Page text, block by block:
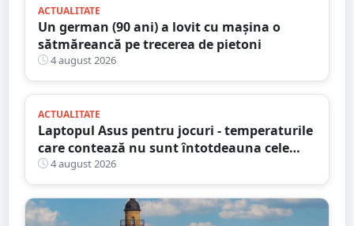
ACTUALITATE
Un german (90 ani) a lovit cu mașina o
sătmăreancă pe trecerea de pietoni
4 august 2026
ACTUALITATE
Laptopul Asus pentru jocuri - temperaturile
care contează nu sunt întotdeauna cele
mai mari
4 august 2026